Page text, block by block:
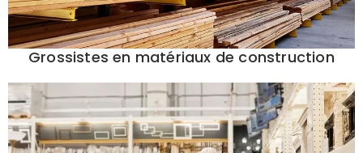
Grossistes en matériaux de construction